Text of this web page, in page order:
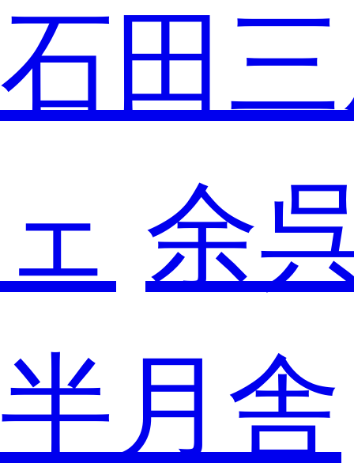
石田
ェ 余
半月舎